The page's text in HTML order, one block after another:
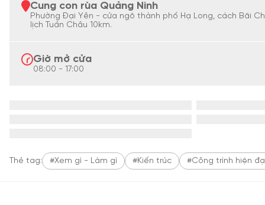
Cung con rùa Quảng Ninh
Phường Đại Yên - cửa ngõ thành phố Hạ Long, cách Bãi
lịch Tuần Châu 10km.
Giờ mở cửa
08:00 - 17:00
Thẻ tag: #Xem gì - Làm gì #Kiến trúc #Công trình hiện